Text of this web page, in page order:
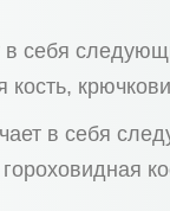
в себя
кость,
в себя